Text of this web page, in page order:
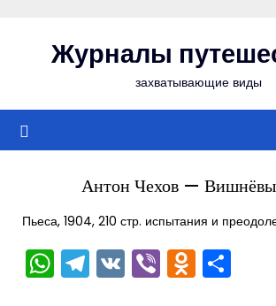
содержимомуЖурналы
захватывающие виды
Антон Чехов —
Пьеса, 1904, 210 стр. испытания и
WhatsApp
Telegram
VKViber